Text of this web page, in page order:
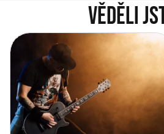
Věděli
Vítejte na novém e-shopu Music
City